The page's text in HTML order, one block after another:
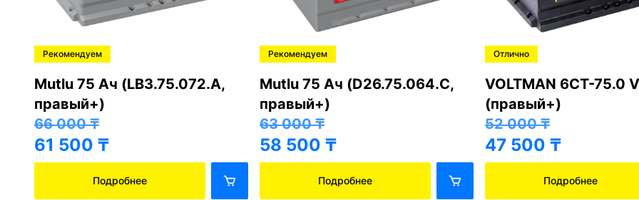
Рекомендуем
Mutlu 75 Ач (LB3.75.072.A,
правый+)
66 000₸
61 500 ₸
Подробнее
Рекомендуем
Mutlu 75 Ач (D26.75.064.C,
правый+)
63 000₸
58 500 ₸
Подробнее
Отлично
VOLTMAN 6CT-75.0
(правый+)
52 000₸
47 500 ₸
Подробнее